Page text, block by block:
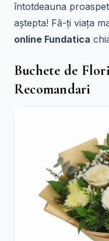
întotdeauna
aștepta! Fă-ți viața
online Fundatica
Buchete de
Recomandari